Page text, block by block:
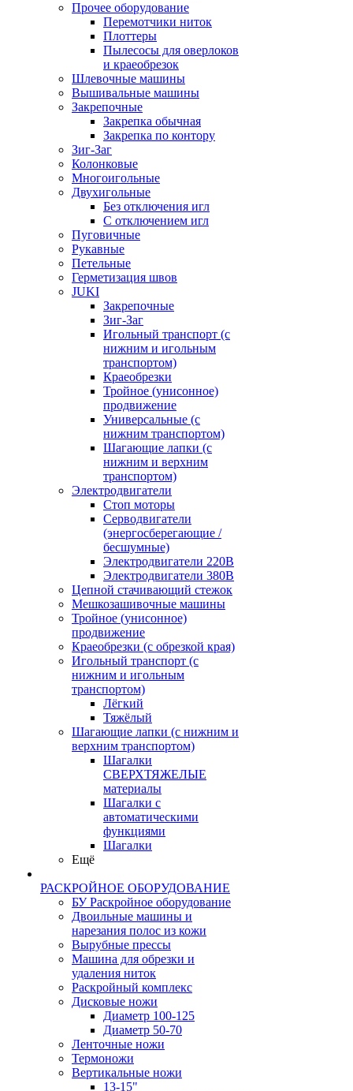
Прочее оборудование
Перемотчики ниток
Плоттеры
Пылесосы для оверлоков
и краеобрезок
Шлевочные машины
Вышивальные машины
Закрепочные
Закрепка обычная
Закрепка по контору
Зиг-Заг
Колонковые
Многоигольные
Двухигольные
Без отключения игл
С отключением игл
Пуговичные
Рукавные
Петельные
Герметизация швов
JUKI
Закрепочные
Зиг-Заг
Игольный транспорт (с
нижним и игольным
транспортом)
Краеобрезки
Тройное (унисонное)
продвижение
Универсальные (с
нижним транспортом)
Шагающие лапки (с
нижним и верхним
транспортом)
Электродвигатели
Стоп моторы
Серводвигатели
(энергосберегающие /
бесшумные)
Электродвигатели 220В
Электродвигатели 380В
Цепной стачивающий стежок
Мешкозашивочные машины
Тройное (унисонное)
продвижение
Краеобрезки (с обрезкой края)
Игольный транспорт (с
нижним и игольным
транспортом)
Лёгкий
Тяжёлый
Шагающие лапки (с нижним и
верхним транспортом)
Шагалки
СВЕРХТЯЖЕЛЫЕ
материалы
Шагалки с
автоматическими
функциями
Шагалки
Ещё
РАСКРОЙНОЕ ОБОРУДОВАНИЕ
БУ Раскройное оборудование
Двоильные машины и
нарезания полос из кожи
Вырубные прессы
Машина для обрезки и
удаления ниток
Раскройный комплекс
Дисковые ножи
Диаметр 100-125
Диаметр 50-70
Ленточные ножи
Термоножи
Вертикальные ножи
13-15"